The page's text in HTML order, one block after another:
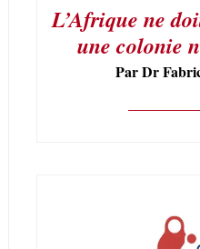
L’Afrique ne
une colonie
Par Dr